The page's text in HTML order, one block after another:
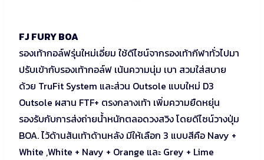
FJ FURY BOA
รองเท้ากอล์ฟรุ่นใหม่เอี่ยม ใช้ดีไซน์จากรองเท้ากีฬาทั่วไปมา
ปรับเข้ากับรองเท้ากอล์ฟ เน้นความนุ่ม เบา สวมใส่สบาย
ด้วย TruFit System และส่วน Outsole แบบใหม่ D3
Outsole ผสาน FTF+ ตรงกลางเท้า เพิ่มความยืดหยุ่น
รองรับกับการส่งถ่ายน้ำหนักตลอดวงสวิง โดยดีไซน์วางปุ่ม
BOA. ไว้ด้านส้นเท้าด้านหลัง มีให้เลือก 3 แบบสีคือ Navy +
White ,White + Navy + Orange และ Grey + Lime